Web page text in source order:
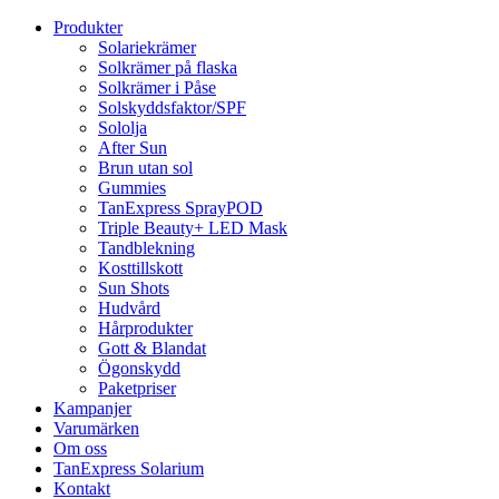
Produkter
Solariekrämer
Solkrämer på flaska
Solkrämer i Påse
Solskyddsfaktor/SPF
Sololja
After Sun
Brun utan sol
Gummies
TanExpress SprayPOD
Triple Beauty+ LED Mask
Tandblekning
Kosttillskott
Sun Shots
Hudvård
Hårprodukter
Gott & Blandat
Ögonskydd
Paketpriser
Kampanjer
Varumärken
Om oss
TanExpress Solarium
Kontakt